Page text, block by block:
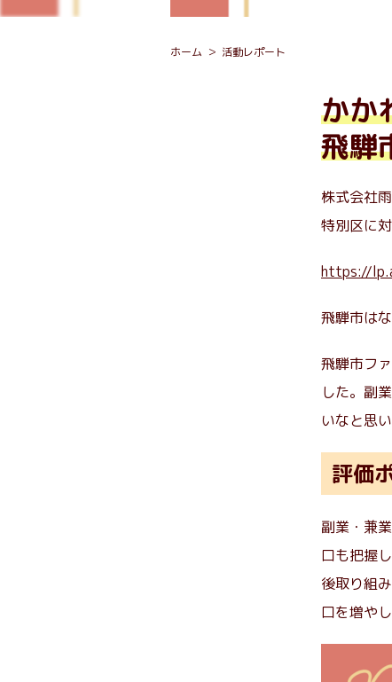
ホーム 活動レポート
かか
飛騨
株式会社
特別区に
https://
飛騨市は
飛騨市フ
した。副
いなと思
評価
副業・兼
口も把握
後取り組
口を増や